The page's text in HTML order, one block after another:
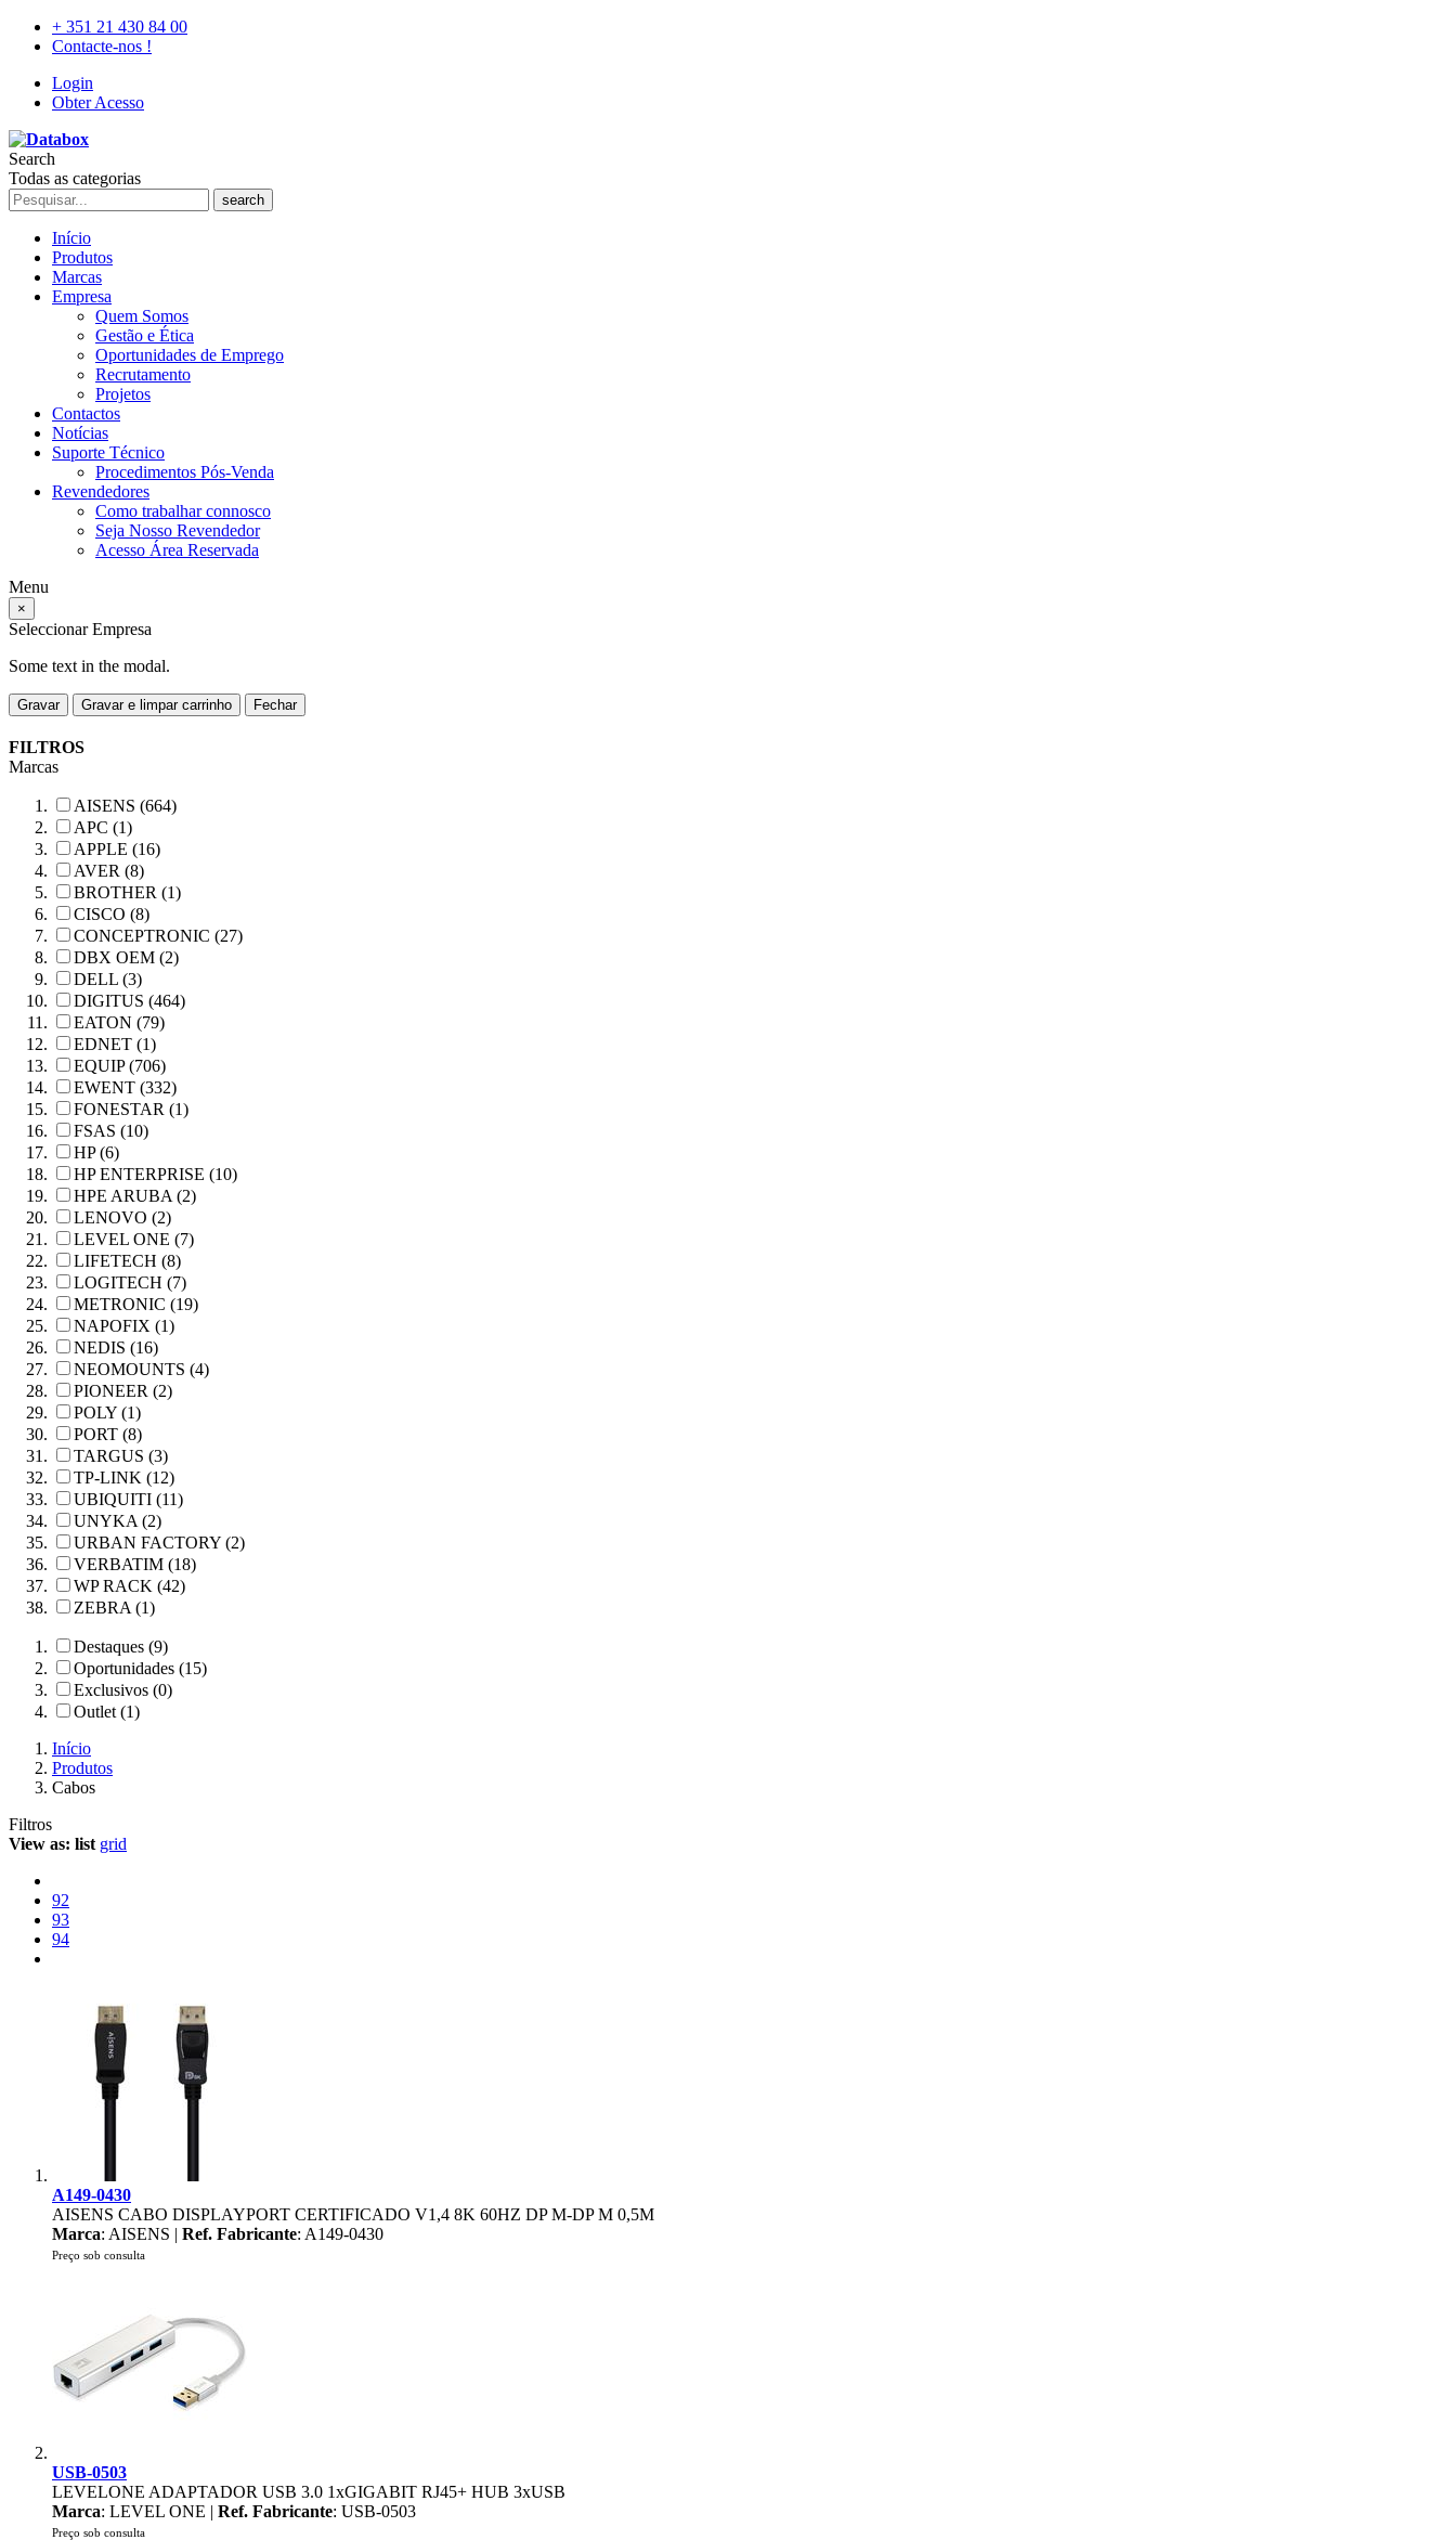
+ 351 21 430 84 00
Contacte-nos !
Login
Obter Acesso
Search
Todas as categorias
search
Início
Produtos
Marcas
Empresa
Quem Somos
Gestão e Ética
Oportunidades de Emprego
Recrutamento
Projetos
Contactos
Notícias
Suporte Técnico
Procedimentos Pós-Venda
Revendedores
Como trabalhar connosco
Seja Nosso Revendedor
Acesso Área Reservada
Menu
×
Seleccionar Empresa
Some text in the modal.
Gravar Gravar e limpar carrinho Fechar
FILTROS
Marcas
AISENS (664)
APC (1)
APPLE (16)
AVER (8)
BROTHER (1)
CISCO (8)
CONCEPTRONIC (27)
DBX OEM (2)
DELL (3)
DIGITUS (464)
EATON (79)
EDNET (1)
EQUIP (706)
EWENT (332)
FONESTAR (1)
FSAS (10)
HP (6)
HP ENTERPRISE (10)
HPE ARUBA (2)
LENOVO (2)
LEVEL ONE (7)
LIFETECH (8)
LOGITECH (7)
METRONIC (19)
NAPOFIX (1)
NEDIS (16)
NEOMOUNTS (4)
PIONEER (2)
POLY (1)
PORT (8)
TARGUS (3)
TP-LINK (12)
UBIQUITI (11)
UNYKA (2)
URBAN FACTORY (2)
VERBATIM (18)
WP RACK (42)
ZEBRA (1)
Destaques (9)
Oportunidades (15)
Exclusivos (0)
Outlet (1)
Início
Produtos
Cabos
Filtros
View as: list grid
92
93
94
A149-0430
AISENS CABO DISPLAYPORT CERTIFICADO V1,4 8K 60HZ DP M-DP M 0,5M
Marca: AISENS | Ref. Fabricante: A149-0430
Preço sob consulta
USB-0503
LEVELONE ADAPTADOR USB 3.0 1xGIGABIT RJ45+ HUB 3xUSB
Marca: LEVEL ONE | Ref. Fabricante: USB-0503
Preço sob consulta